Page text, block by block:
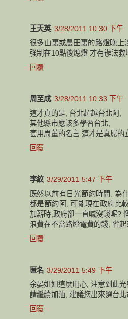
王天英 3/28/2011 10:30 下午
很多山裏或農田裏的路燈晚上
強制在10點後熄燈 才有辦法
回覆
周至成 3/28/2011 10:33 下午
這才真的是, 台北超越台北阿,
其他縣市應該多學習台北,
套用周董的名言 這才是真屌的
回覆
李紋 3/29/2011 5:47 下午
既然以前有日光節約時間, 為
都是節約阿, 可能現在政府比
加薪時,政府卻一直喊沒錢呢?
浪費在不當路燈電費的錢, 省起
回覆
匿名 3/29/2011 5:49 下午
余晏姐姐這麼用心, 注意到此光
請繼續加油, 建議您出來選台
回覆